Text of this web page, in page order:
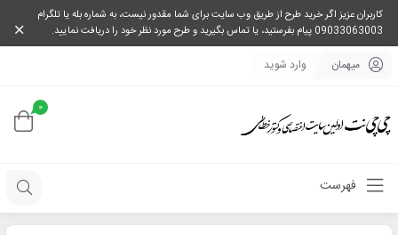
کاربران عزیز اگر خرید طرح از طریق وب سایت برای شما مقدور نیست، به شماره بله یا تلگرام
09033063003 پیام بفرستید، یا تماس بگیرید و طرح مورد نظر خود را دریافت نمایید.
میهمان وارد شوید
0
فهرست